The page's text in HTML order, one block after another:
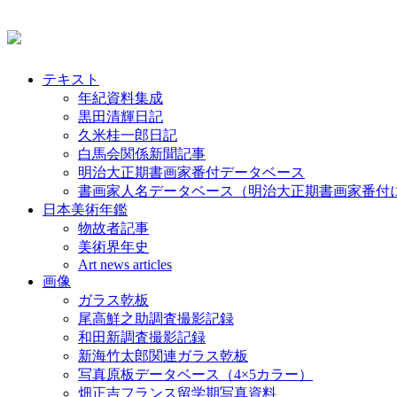
テキスト
年紀資料集成
黒田清輝日記
久米桂一郎日記
白馬会関係新聞記事
明治大正期書画家番付データベース
書画家人名データベース（明治大正期書画家番付
日本美術年鑑
物故者記事
美術界年史
Art news articles
画像
ガラス乾板
尾高鮮之助調査撮影記録
和田新調査撮影記録
新海竹太郎関連ガラス乾板
写真原板データベース（4×5カラー）
畑正吉フランス留学期写真資料